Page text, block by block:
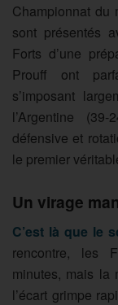
Championnat du
sont présentés
Forts d’une
Prouff ont
s’imposant
l’Argentine
défensive et
le premier
Un virage
C’est là que le
rencontre, les
minutes, mais la
l’écart grimpe